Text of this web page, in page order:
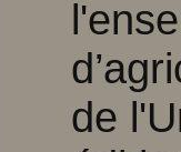
de